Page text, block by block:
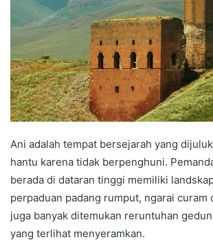
Ani adalah tempat bersejarah yang
hantu karena tidak berpenghuni.
berada di dataran tinggi memiliki
perpaduan padang rumput, ngarai curam
juga banyak ditemukan reruntuhan
yang terlihat menyeramkan.